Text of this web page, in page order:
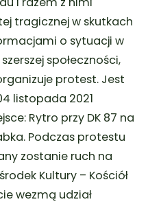
tragicznej w skutkach
o sytuacji w
społeczności,
protest. Jest
listopada 2021
Rytro przy DK 87 na
Podczas protestu
zostanie ruch na
Kultury – Kościół
wezmą udział